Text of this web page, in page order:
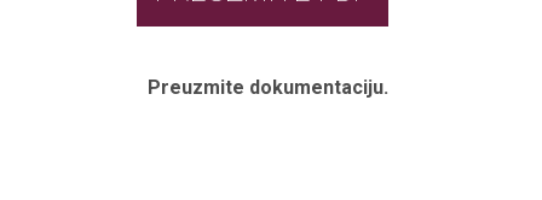
Preuzmite dokumentaciju.